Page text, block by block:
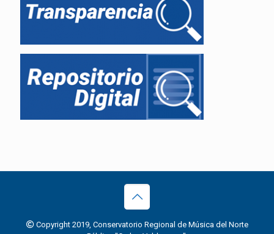
Copyright 2019, Conservatorio Regional de Música del Norte